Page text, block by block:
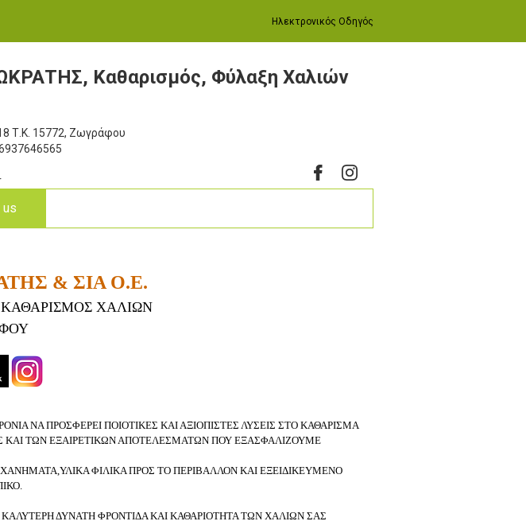
Ηλεκτρονικός Οδηγός
Καθαρισμός, Φύλαξη Χαλιών
Τ.Κ. 15772, Ζωγράφου
us
& ΣΙΑ Ο.Ε.
ΚΑΘΑΡΙΣΜΟΣ ΧΑΛΙΩΝ
ΝΑ ΠΡΟΣΦΕΡΕΙ ΠΟΙΟΤΙΚΕΣ ΚΑΙ ΑΞΙΟΠΙΣΤΕΣ ΛΥΣΕΙΣ ΣΤΟ ΚΑΘΑΡΙΣΜΑ
ΤΩΝ ΕΞΑΙΡΕΤΙΚΩΝ ΑΠΟΤΕΛΕΣΜΑΤΩΝ ΠΟΥ ΕΞΑΣΦΑΛΙΖΟΥΜΕ
ΦΙΛΙΚΑ ΠΡΟΣ ΤΟ ΠΕΡΙΒΑΛΛΟΝ ΚΑΙ ΕΞΕΙΔΙΚΕΥΜΕΝΟ
ΔΥΝΑΤΗ ΦΡΟΝΤΙΔΑ ΚΑΙ ΚΑΘΑΡΙΟΤΗΤΑ ΤΩΝ ΧΑΛΙΩΝ ΣΑΣ